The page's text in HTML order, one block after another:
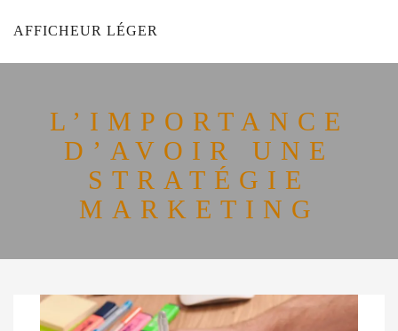
AFFICHEUR LÉGER
L’IMPORTANCE
D’AVOIR UNE
STRATÉGIE
MARKETING